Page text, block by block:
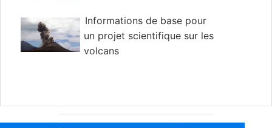
Informations de base pour
un projet scientifique sur les
volcans